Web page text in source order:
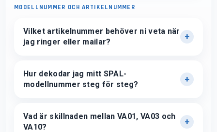
MODELLNUMMER OCH ARTIKELNUMMER
Vilket artikelnummer behöver ni veta när
jag ringer eller mailar?
Hur dekodar jag mitt SPAL-
modellnummer steg för steg?
Vad är skillnaden mellan VA01, VA03 och
VA10?